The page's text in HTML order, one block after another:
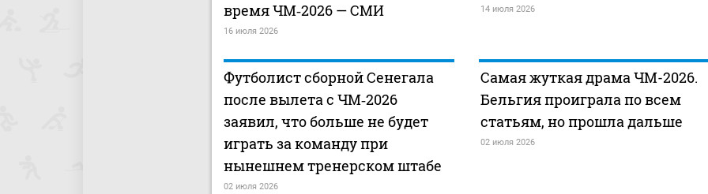
время ЧМ‑2026 — СМИ
16 июля 2026
14 июля 2026
Футболист сборной Сенегала
после вылета с ЧМ‑2026
заявил, что больше не будет
играть за команду при
нынешнем тренерском штабе
02 июля 2026
Самая жуткая драма ЧМ-2026.
Бельгия проиграла по всем
статьям, но прошла дальше
02 июля 2026